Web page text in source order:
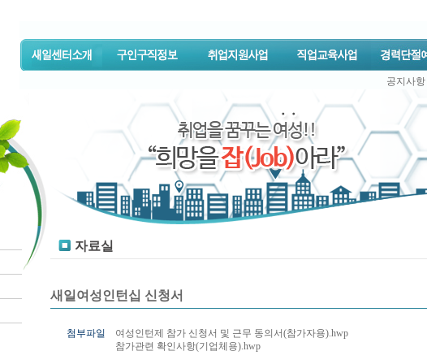
공지사항
자료실
새일여성인턴십 신청서
첨부파일
여성인턴제 참가 신청서 및 근무 동의서(참가자용).hwp
참가관련 확인사항(기업체용).hwp